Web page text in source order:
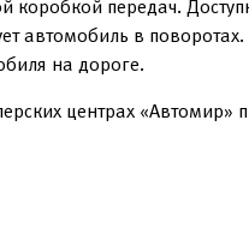
коробкой передач.
автомобиль в
на дороге.
центрах «Автомир»